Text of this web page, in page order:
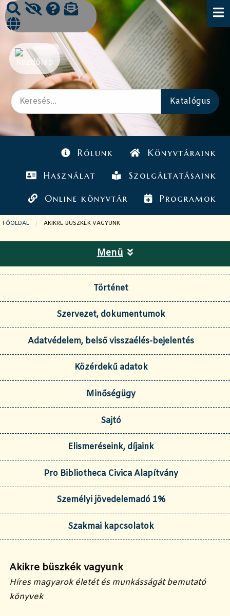
Rólunk Könyvtáraink
Használat Szolgáltatásaink
Online könyvtár Programok
FŐOLDAL JELENLEGI OLDAL:
AKIKRE BÜSZKÉK VAGYUNK
Menü
Történet
Szervezet, dokumentumok
Adatvédelem, belső visszaélés-bejelentés
Közérdekű adatok
Minőségügy
Sajtó
Elismeréseink, díjaink
Pro Bibliotheca Civica Alapítvány
Személyi jövedelemadó 1%
Szakmai kapcsolatok
Akikre büszkék vagyunk
Híres magyarok életét és munkásságát bemutató
könyvek